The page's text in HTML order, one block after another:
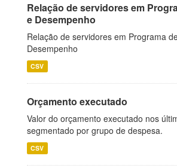
Relação de servidores em
e Desempenho
Relação de servidores em Programa
Desempenho
CSV
Orçamento executado
Valor do orçamento executado nos
segmentado por grupo de despesa.
CSV